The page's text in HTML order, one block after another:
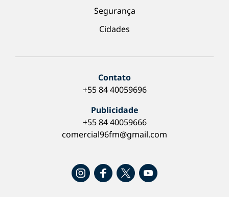
Segurança
Cidades
Contato
+55 84 40059696
Publicidade
+55 84 40059666
comercial96fm@gmail.com